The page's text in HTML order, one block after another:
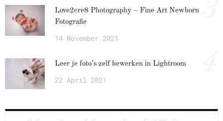
Love2cre8 Photography – Fine Art Newborn
Fotografie
14 November 2021
Leer je foto’s zelf bewerken in Lightroom
22 April 2021